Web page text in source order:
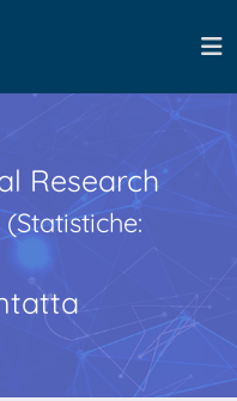
Research
(Statistiche: